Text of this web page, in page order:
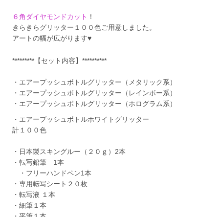
６角ダイヤモンドカット ！
きらきらグリッター１００色ご用意しました。
アートの幅が広がります♥
*********【セット内容】**********
・エアープッシュボトルグリッター（メタリック系）
・エアープッシュボトルグリッター（レインボー系）
・エアープッシュボトルグリッター（ホログラム系）
・エアープッシュボトルホワイトグリッター
計１００色
・日本製スキングルー（２０ｇ）2本
・転写鉛筆 1本
・フリーハンドペン1本
・専用転写シート２０枚
・転写液 １本
・細筆１本